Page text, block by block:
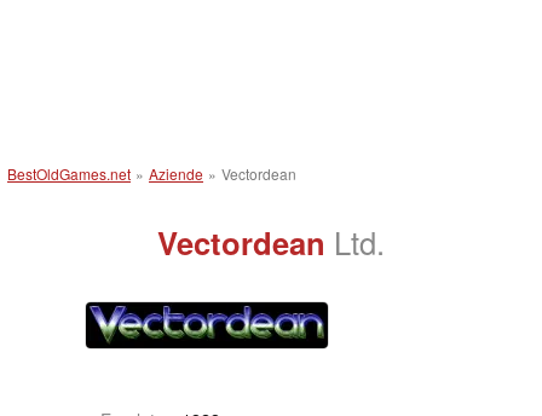
BestOldGames.net » Aziende » Vectordean
Vectordean Ltd.